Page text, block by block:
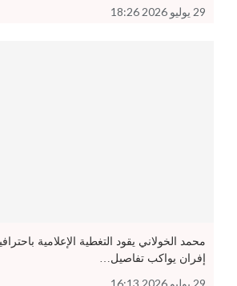
29 يوليو 2026 18:26
محمد الخولاني يقود التغطية الإعلامية
إفران يواكب تفاصيل…
29 يوليو 2026 16:13